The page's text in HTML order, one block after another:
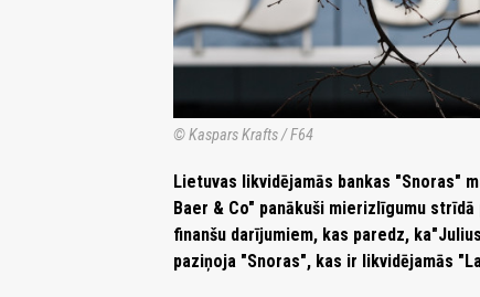
© Kaspars Krafts / F64
Lietuvas likvidējamās bankas "Snoras"
Baer & Co" panākuši mierizlīgumu
finanšu darījumiem, kas paredz,
paziņoja "Snoras", kas ir likvidējamās